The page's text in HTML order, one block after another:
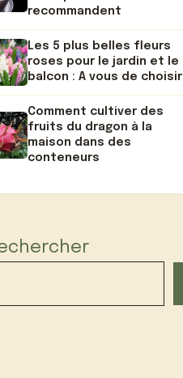
recommandent
Les 5 plus belles fleurs
roses pour le jardin et le
balcon : A vous de choisir
Comment cultiver des
fruits du dragon à la
maison dans des
conteneurs